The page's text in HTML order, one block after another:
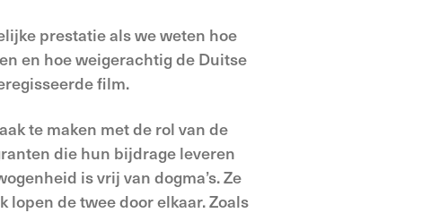
prestatie als we weten hoe
en hoe weigerachtig de Duitse
film.
te maken met de rol van de
die hun bijdrage leveren
is vrij van dogma’s. Ze
de twee door elkaar. Zoals